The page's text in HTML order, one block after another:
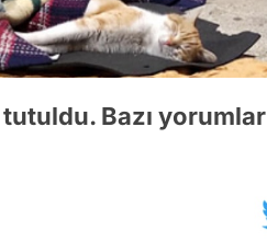
Bazı yorumlar